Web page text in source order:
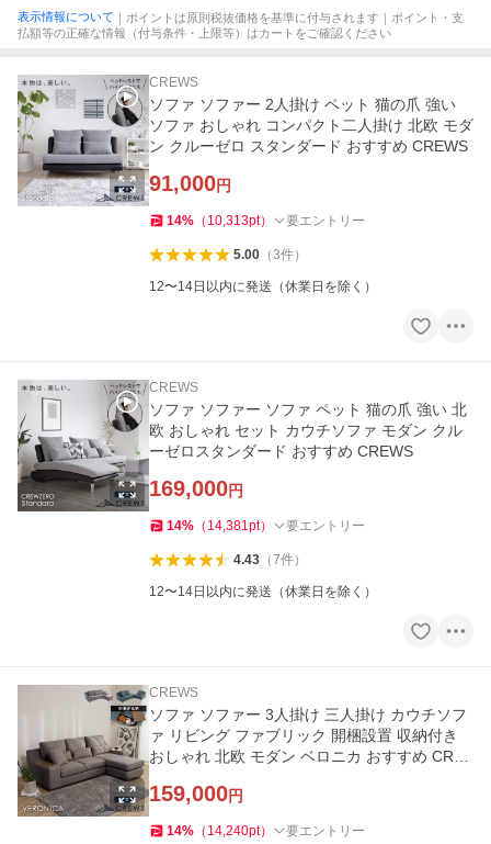
表示情報について ｜ポイントは原則税抜価格を基準に付与されます｜ポイント・支
払額等の正確な情報（付与条件・上限等）はカートをご確認ください
CREWS
ソファ ソファー 2人掛け ペット 猫の爪 強い
ソファ おしゃれ コンパクト二人掛け 北欧 モダ
ン クルーゼロ スタンダード おすすめ CREWS
91,000円
14% （ 10,313pt） 要エントリー
5.00（3件）
12〜14日以内に発送（休業日を除く）
CREWS
ソファ ソファー ソファ ペット 猫の爪 強い 北
欧 おしゃれ セット カウチソファ モダン クル
ーゼロスタンダード おすすめ CREWS
169,000円
14% （ 14,381pt） 要エントリー
4.43（7件）
12〜14日以内に発送（休業日を除く）
CREWS
ソファ ソファー 3人掛け 三人掛け カウチソフ
ァ リビング ファブリック 開梱設置 収納付き
おしゃれ 北欧 モダン ベロニカ おすすめ CRE
159,000円
14% （ 14,240pt） 要エントリー